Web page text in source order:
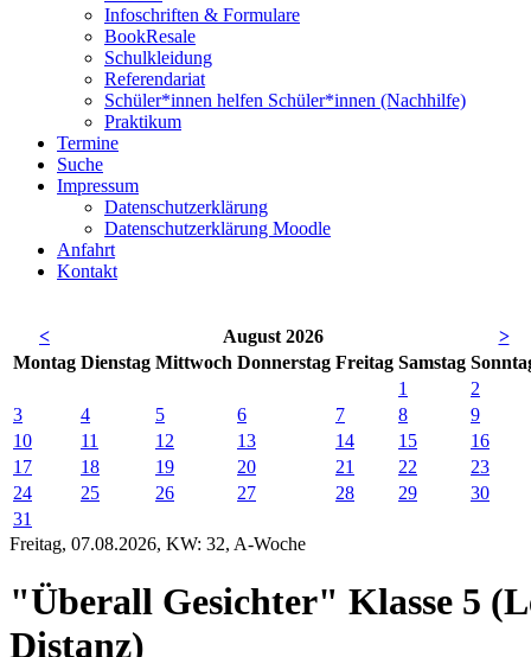
Infoschriften & Formulare
BookResale
Schulkleidung
Referendariat
Schüler*innen helfen Schüler*innen (Nachhilfe)
Praktikum
Termine
Suche
Impressum
Datenschutzerklärung
Datenschutzerklärung Moodle
Anfahrt
Kontakt
< August 2026
>
Montag Dienstag Mittwoch Donnerstag Freitag Samstag So
1
2
3
4 5 6 7 8
9
10
11 12 13 14 15
16
17
18 19 20 21 22
23
24
25 26 27 28 29
30
31
Freitag, 07.08.2026, KW: 32, A-Woche
"Überall Gesichter" Klasse 5
Distanz)